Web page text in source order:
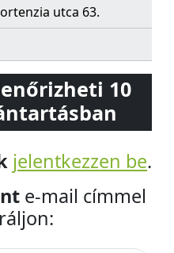
utca 63.
10
jelentkezzen be.
e-mail címmel